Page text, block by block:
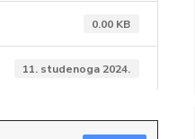
0.00 KB
11. studenoga 2024.